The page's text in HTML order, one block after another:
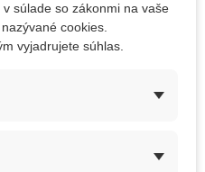
odporúčame
súlade so zákonmi na vaše
cookies.
vyjadrujete súhlas.